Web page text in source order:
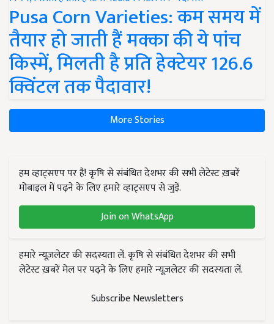
Pusa Corn Varieties: कम समय में
तैयार हो जाती हैं मक्का की ये पांच
किस्में, मिलती है प्रति हेक्टेयर 126.6
क्विंटल तक पैदावार!
More Stories
हम व्हाट्सएप पर हैं! कृषि से संबंधित देशभर की सभी लेटेस्ट ख़बरें
मोबाइल में पढ़ने के लिए हमारे व्हाट्सएप से जुड़ें.
Join on WhatsApp
हमारे न्यूज़लेटर की सदस्यता लें. कृषि से संबंधित देशभर की सभी
लेटेस्ट ख़बरें मेल पर पढ़ने के लिए हमारे न्यूज़लेटर की सदस्यता लें.
Subscribe Newsletters